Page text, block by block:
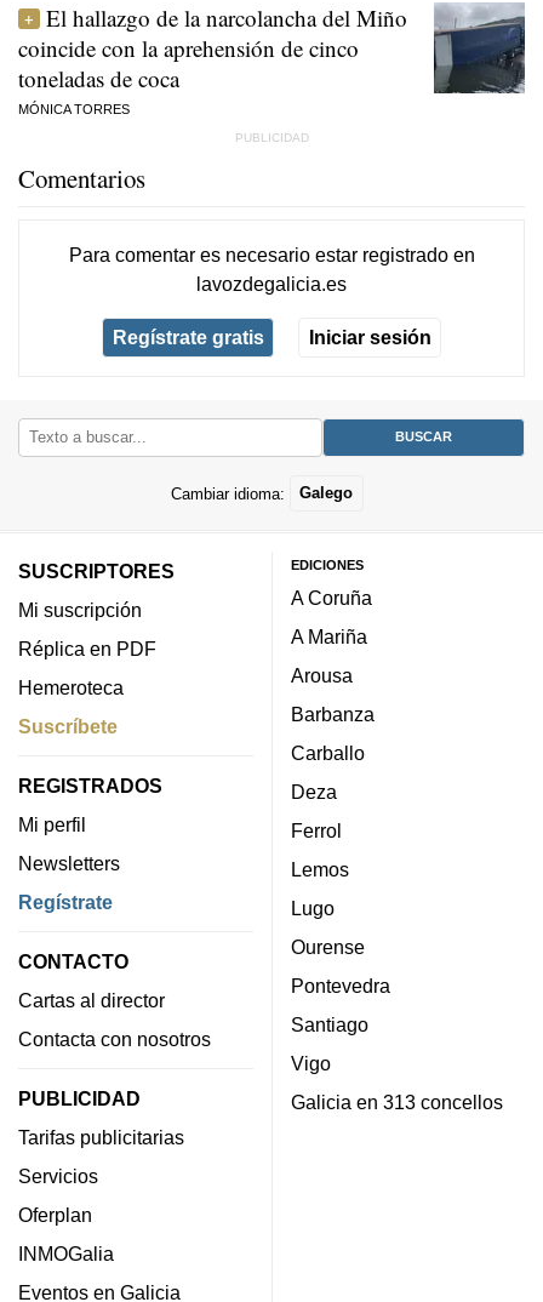
El hallazgo de la narcolancha del Miño
coincide con la aprehensión de cinco
toneladas de coca
MÓNICA TORRES
Comentarios
Para comentar es necesario estar registradoen
lavozdegalicia.es
Regístrate gratis Iniciar sesión
Cambiar idioma: Galego
SUSCRIPTORES
Mi suscripción
Réplica en PDF
Hemeroteca
Suscríbete
REGISTRADOS
Mi perfil
Newsletters
Regístrate
CONTACTO
Cartas al director
Contacta con nosotros
PUBLICIDAD
Tarifas publicitarias
Servicios
Oferplan
INMOGalia
Eventos en Galicia
EDICIONES
A Coruña
A Mariña
Arousa
Barbanza
Carballo
Deza
Ferrol
Lemos
Lugo
Ourense
Pontevedra
Santiago
Vigo
Galicia en 313 concellos